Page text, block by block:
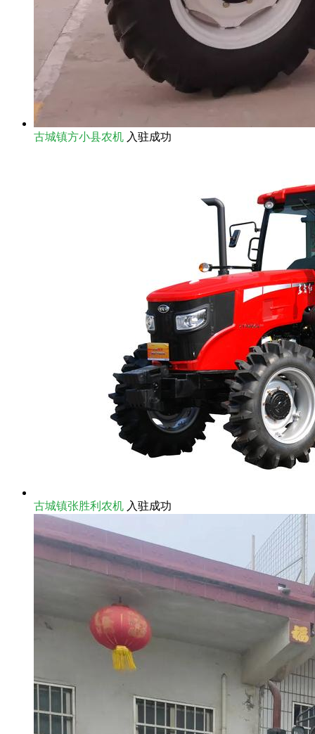
古城镇方小县农机 入驻成功
古城镇张胜利农机 入驻成功